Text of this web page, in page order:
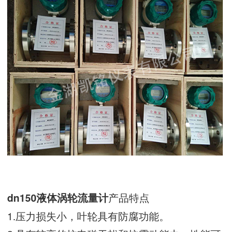
dn150液体涡轮流量计产品特点
1.压力损失小，叶轮具有防腐功能。